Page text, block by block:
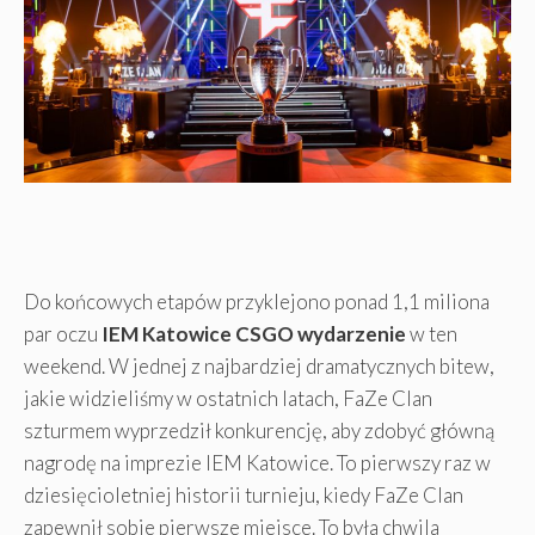
Do końcowych etapów przyklejono ponad 1,1 miliona
par oczu IEM Katowice CSGO wydarzeniew ten
weekend. W jednej z najbardziej dramatycznych bitew,
jakie widzieliśmy w ostatnich latach, FaZe Clan
szturmem wyprzedził konkurencję, aby zdobyć główną
nagrodę na imprezie IEM Katowice. To pierwszy raz w
dziesięcioletniej historii turnieju, kiedy FaZe Clan
zapewnił sobie pierwsze miejsce. To była chwila